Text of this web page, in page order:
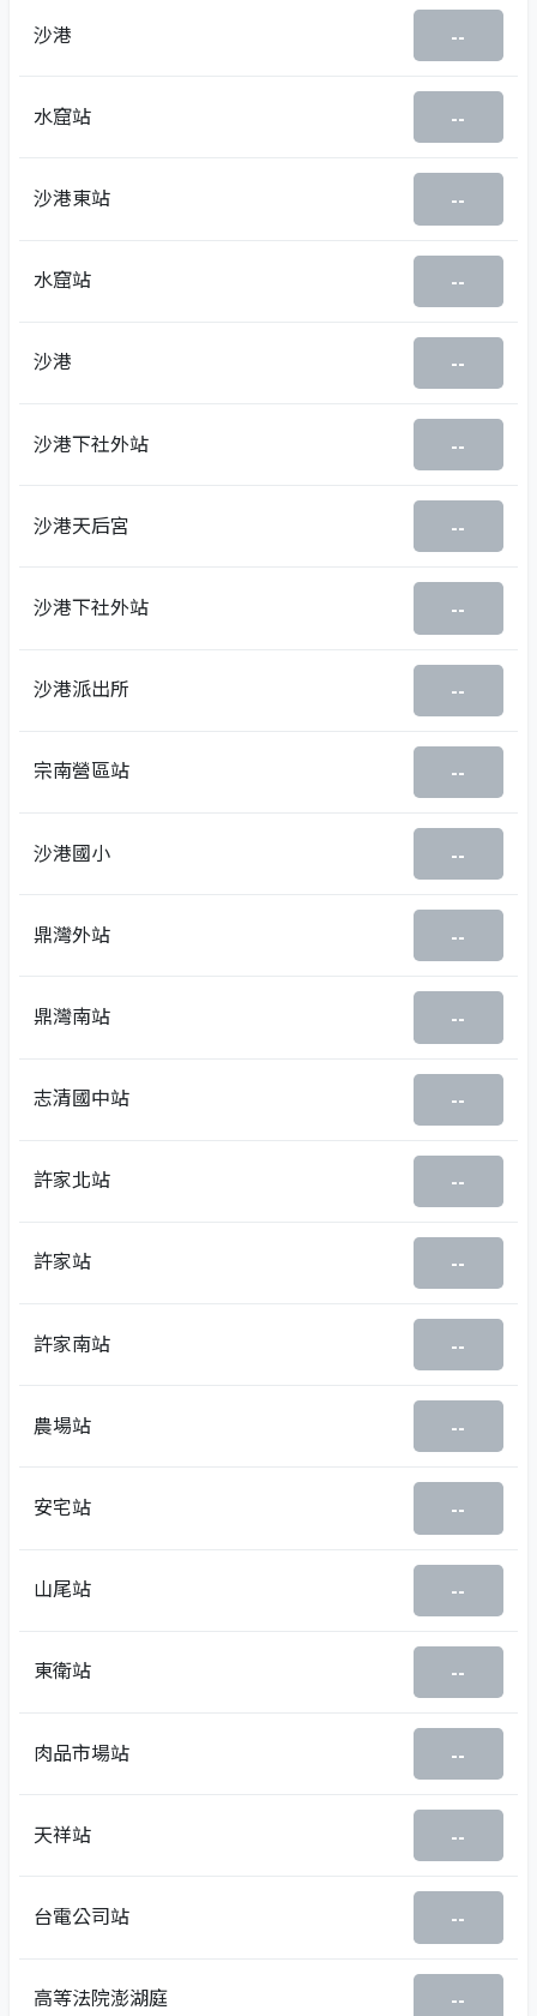
沙港 --
水窟站 --
沙港東站 --
水窟站 --
沙港 --
沙港下社外站 --
沙港天后宮 --
沙港下社外站 --
沙港派出所 --
宗南營區站 --
沙港國小 --
鼎灣外站 --
鼎灣南站 --
志清國中站 --
許家北站 --
許家站 --
許家南站 --
農場站 --
安宅站 --
山尾站 --
東衛站 --
肉品市場站 --
天祥站 --
台電公司站 --
高等法院澎湖庭 --